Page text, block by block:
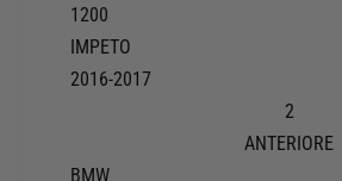
1200
IMPETO
2016-2017
2
ANTERIORE
BMW